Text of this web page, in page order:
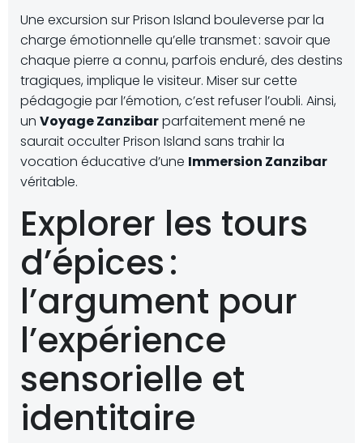
Une excursion sur Prison Island bouleverse par la
charge émotionnelle qu’elle transmet : savoir que
chaque pierre a connu, parfois enduré, des destins
tragiques, implique le visiteur. Miser sur cette
pédagogie par l’émotion, c’est refuser l’oubli. Ainsi,
un Voyage Zanzibarparfaitement mené ne
saurait occulter Prison Island sans trahir la
vocation éducative d’une Immersion Zanzibar
véritable.
Explorer les tours
d’épices :
l’argument pour
l’expérience
sensorielle et
identitaire